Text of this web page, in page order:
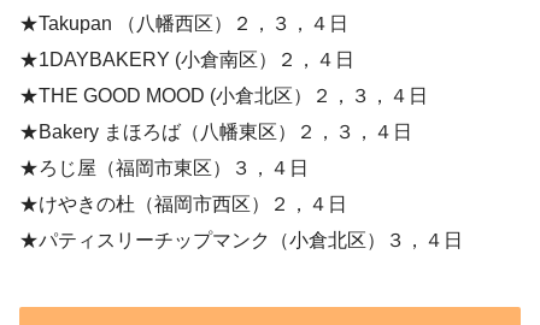
★Takupan （八幡西区）２，３，４日
★1DAYBAKERY (小倉南区）２，４日
★THE GOOD MOOD (小倉北区）２，３，４日
★Bakery まほろば（八幡東区）２，３，４日
★ろじ屋（福岡市東区）３，４日
★けやきの杜（福岡市西区）２，４日
★パティスリーチップマンク（小倉北区）３，４日